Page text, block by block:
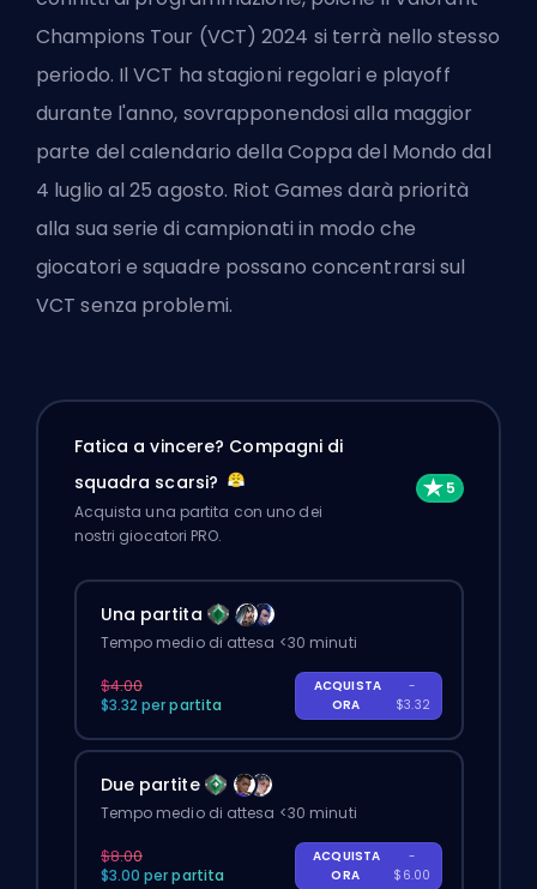
Champions Tour (VCT) 2024 si terrà nello stesso
periodo. Il VCT ha stagioni regolari e playoff
durante l'anno, sovrapponendosi alla maggior
parte del calendario della Coppa del Mondo dal
4 luglio al 25 agosto. Riot Games darà priorità
alla sua serie di campionati in modo che
giocatori e squadre possano concentrarsi sul
VCT senza problemi.
Fatica a vincere? Compagni di
squadra scarsi?
Acquista una partita con uno dei
nostri giocatori PRO.
Una partita
Tempo medio di attesa <30 minuti
$4.00
$3.32 per partita
ACQUISTA
ORA
-
$3.32
Due partite
Tempo medio di attesa <30 minuti
$8.00
$3.00 per partita
ACQUISTA
ORA
-
$6.00